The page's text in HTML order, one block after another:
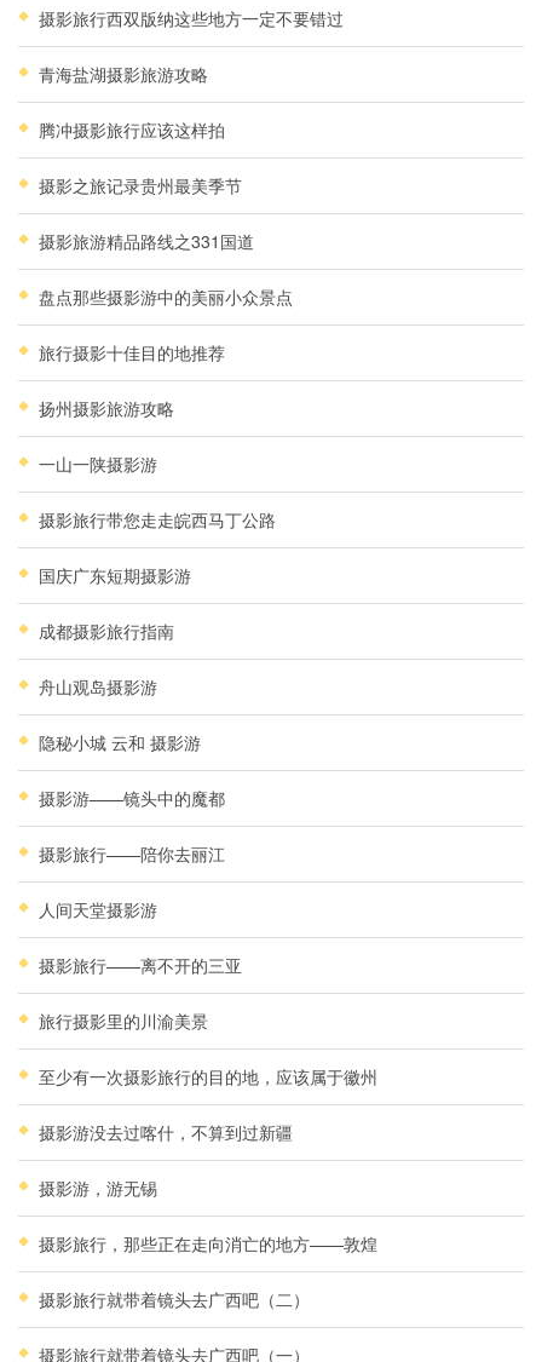
摄影旅行西双版纳这些地方一定不要错过
青海盐湖摄影旅游攻略
腾冲摄影旅行应该这样拍
摄影之旅记录贵州最美季节
摄影旅游精品路线之331国道
盘点那些摄影游中的美丽小众景点
旅行摄影十佳目的地推荐
扬州摄影旅游攻略
一山一陕摄影游
摄影旅行带您走走皖西马丁公路
国庆广东短期摄影游
成都摄影旅行指南
舟山观岛摄影游
隐秘小城 云和 摄影游
摄影游——镜头中的魔都
摄影旅行——陪你去丽江
人间天堂摄影游
摄影旅行——离不开的三亚
旅行摄影里的川渝美景
至少有一次摄影旅行的目的地，应该属于徽州
摄影游没去过喀什，不算到过新疆
摄影游，游无锡
摄影旅行，那些正在走向消亡的地方——敦煌
摄影旅行就带着镜头去广西吧（二）
摄影旅行就带着镜头去广西吧（一）